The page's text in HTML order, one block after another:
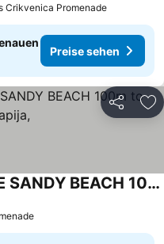
Crikvenica Promenade
Preise sehen
Teilen
PANORAMA VIEW CLOSE SANDY BEACH 100m to Talasoterapija,